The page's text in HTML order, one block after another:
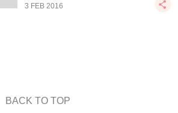
3 FEB 2016
BACK TO TOP